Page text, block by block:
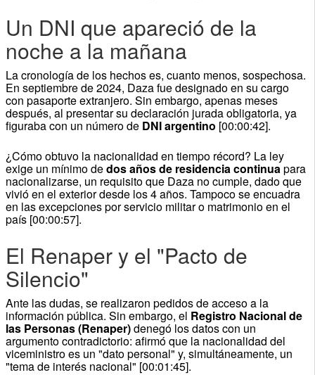
Un DNI que apareció de la
noche a la mañana
La cronología de los hechos es, cuanto menos, sospechosa.
En septiembre de 2024, Daza fue designado en su cargo
con pasaporte extranjero. Sin embargo, apenas meses
después, al presentar su declaración jurada obligatoria, ya
figuraba con un número de DNI argentino [00:00:42].
¿Cómo obtuvo la nacionalidad en tiempo récord? La ley
exige un mínimo dedos años de residencia continuapara
nacionalizarse, un requisito que Daza no cumple, dado que
vivió en el exterior desde los 4 años. Tampoco se encuadra
en las excepciones por servicio militar o matrimonio en el
país [00:00:57].
El Renaper y el "Pacto de
Silencio"
Ante las dudas, se realizaron pedidos de acceso a la
información pública. Sin embargo, el Registro Nacional de
las Personas (Renaper)denegó los datos con un
argumento contradictorio: afirmó que la nacionalidad del
viceministro es un "dato personal" y, simultáneamente, un
"tema de interés nacional" [00:01:45].